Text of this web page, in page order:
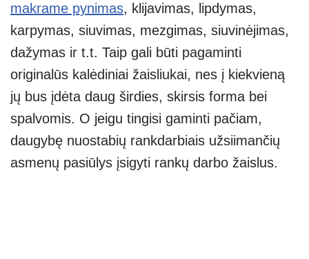
makrame pynimas, klijavimas, lipdymas,
karpymas, siuvimas, mezgimas, siuvinėjimas,
dažymas ir t.t. Taip gali būti pagaminti
originalūs kalėdiniai žaisliukai, nes į kiekvieną
jų bus įdėta daug širdies, skirsis forma bei
spalvomis. O jeigu tingisi gaminti pačiam,
daugybę nuostabių rankdarbiais užsiimančių
asmenų pasiūlys įsigyti rankų darbo žaislus.